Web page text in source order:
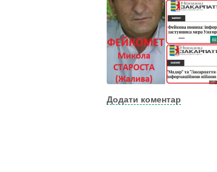
Додати коментар